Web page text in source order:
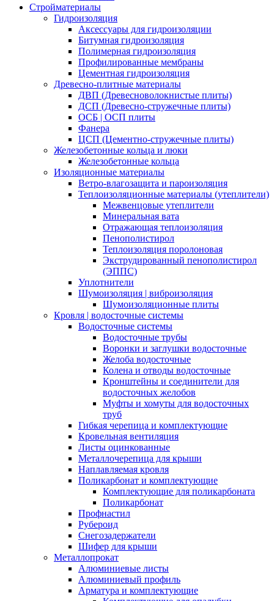
Стройматериалы
Гидроизоляция
Аксессуары для гидроизоляции
Битумная гидроизоляция
Полимерная гидроизоляция
Профилированные мембраны
Цементная гидроизоляция
Древесно-плитные материалы
ДВП (Древесноволокнистые плиты)
ДСП (Древесно-стружечные плиты)
ОСБ | ОСП плиты
Фанера
ЦСП (Цементно-стружечные плиты)
Железобетонные кольца и люки
Железобетонные кольца
Изоляционные материалы
Ветро-влагозащита и пароизоляция
Теплоизоляционные материалы (утеплители)
Межвенцовые утеплители
Минеральная вата
Отражающая теплоизоляция
Пенополистирол
Теплоизоляция поролоновая
Экструдированный пенополистирол
(ЭППС)
Уплотнители
Шумоизоляция | виброизоляция
Шумоизоляционные плиты
Кровля | водосточные системы
Водосточные системы
Водосточные трубы
Воронки и заглушки водосточные
Желоба водосточные
Колена и отводы водосточные
Кронштейны и соединители для
водосточных желобов
Муфты и хомуты для водосточных
труб
Гибкая черепица и комплектующие
Кровельная вентиляция
Листы оцинкованные
Металлочерепица для крыши
Наплавляемая кровля
Поликарбонат и комплектующие
Комплектующие для поликарбоната
Поликарбонат
Профнастил
Рубероид
Снегозадержатели
Шифер для крыши
Металлопрокат
Алюминиевые листы
Алюминиевый профиль
Арматура и комплектующие